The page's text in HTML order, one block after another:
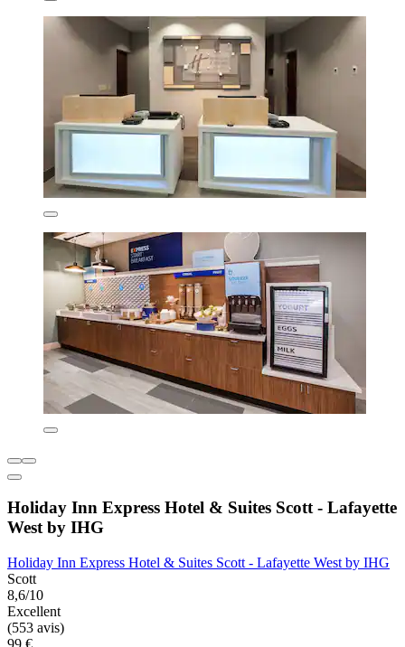
Holiday Inn Express Hotel & Suites Scott - Lafayette
West by IHG
Holiday Inn Express Hotel & Suites Scott - Lafayette West by IHG
Scott
8,6/10
Excellent
(553 avis)
99 €